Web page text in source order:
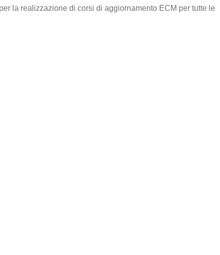
la realizzazione di corsi di aggiornamento ECM per tutte le